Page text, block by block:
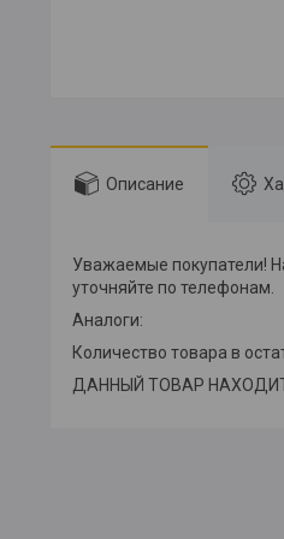
Описание
Уважаемые покупатели!
уточняйте по телефонам.
Аналоги:
Количество товара в
ДАННЫЙ ТОВАР